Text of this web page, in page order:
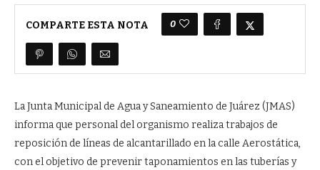
COMPARTE ESTA NOTA 0
La Junta Municipal de Agua y Saneamiento de Juárez (JMAS)
informa que personal del organismo realiza trabajos de
reposición de líneas de alcantarillado en la calle Aerostática,
con el objetivo de prevenir taponamientos en las tuberías y